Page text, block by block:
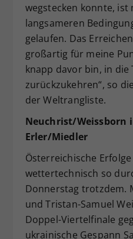
wegstecken konnte,
langsameren
gelaufen. Das
großartig für meine
knapp davor bin, in die
zurückzukehren“, so
der Weltrangliste.
Neuchrist/Weissborn
Erler/Miedler
Österreichische
wettertechnisch so
Donnerstag trotzdem.
und Tristan-Samuel
Doppel-Viertelfinale
ukrainische Gespann